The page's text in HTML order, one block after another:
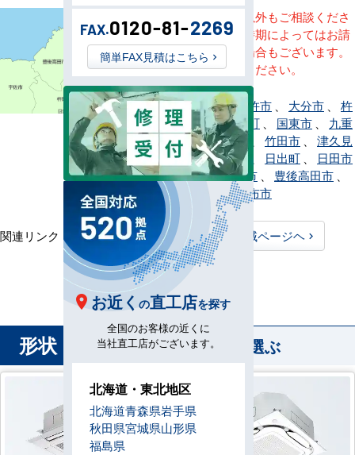
※記載地域以外もご相談くださ
い。地域・時期によってはお請
けできない場合もございます。
直接ご相談ください。
宇佐市、臼杵市 大分市
杵
築市 、玖珠町 国東市
九重
町、佐伯市 竹田市
津久見
市、中津市 日出町
日田市
、豊後大野市 豊後高田市
別府市 、由布市
関連リンク： TOPページヘ
大分県全域ページヘ
大分県直工店所在地
形状 から業務用エアコンを選ぶ
FAX.0120-81-2269
簡単FAX見積はこちら
お近く の直工店を探す
全国のお客様の近くに
当社直工店がございます。
北海道・東北地区
北海道青森県岩手県
秋田県宮城県山形県
福島県